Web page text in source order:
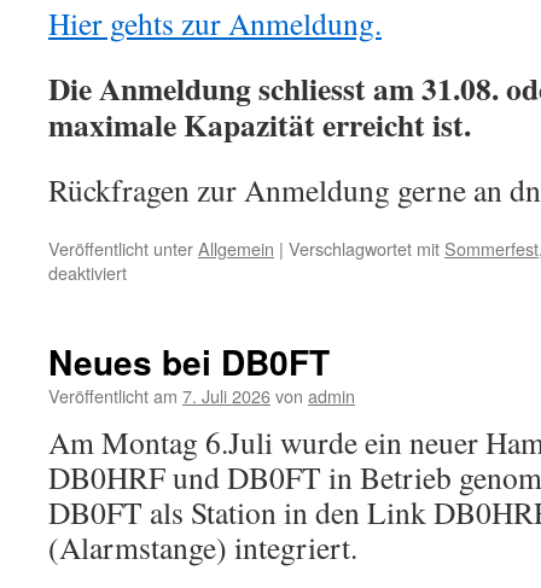
Hier gehts zur Anmeldung.
Die Anmeldung schliesst am 31.08.
maximale Kapazität erreicht ist.
Rückfragen zur Anmeldung gerne an
Veröffentlicht unterAllgemein | Verschlagwortet mit Sommerfest
deaktiviertfür
2026
Neues bei DB0FT
Veröffentlicht am 7. Juli 2026von admin
Am Montag 6.Juli wurde ein neuer
DB0HRF und DB0FT in Betrieb
DB0FT als Station in den Link
(Alarmstange) integriert.